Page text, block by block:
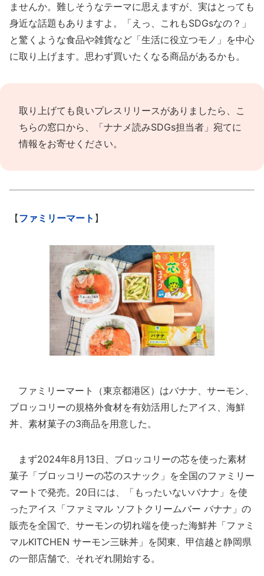
ませんか。難しそうなテーマに思えますが、実はとっても
身近な話題もありますよ。「えっ、これもSDGsなの？」
と驚くような食品や雑貨など「生活に役立つモノ」を中心
に取り上げます。思わず買いたくなる商品があるかも。
取り上げても良いプレスリリースがありましたら、 こ
ちらの窓口から、「ナナメ読みSDGs担当者」宛てに
情報をお寄せください。
【ファミリーマート 】
ファミリーマート（東京都港区）はバナナ、サーモン、
ブロッコリーの規格外食材を有効活用したアイス、海鮮
丼、素材菓子の3商品を用意した。
まず2024年8月13日、ブロッコリーの芯を使った素材
菓子「ブロッコリーの芯のスナック」を全国のファミリー
マートで発売。20日には、「もったいないバナナ」を使
ったアイス「ファミマル ソフトクリームバー バナナ」の
販売を全国で、サーモンの切れ端を使った海鮮丼「ファミ
マルKITCHEN サーモン三昧丼」を関東、甲信越と静岡県
の一部店舗で、それぞれ開始する。